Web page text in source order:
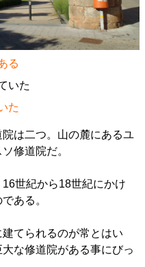
る
た
は二つ。山の麓にあるユ
修道院だ。
世紀から18世紀にかけ
ある。
てられるのが常とはい
な修道院がある事にびっ